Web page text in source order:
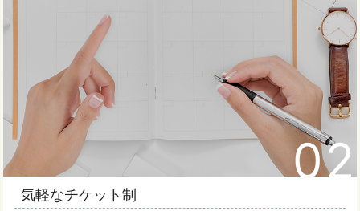
02
気軽なチケット制